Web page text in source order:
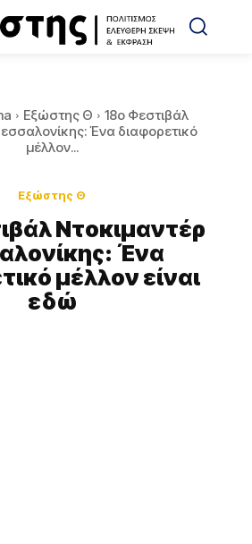
Εξώστης Θ
18ο Φεστιβάλ
Ένα διαφορετικό
μέλλον...
Εξώστης Θ
Ντοκιμαντέρ
Ένα
μέλλον είναι
εδώ